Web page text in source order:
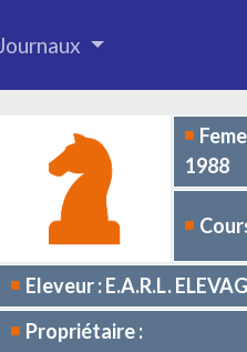
Journaux
1988
Eleveur : E.A.R.L.
Propriétaire :